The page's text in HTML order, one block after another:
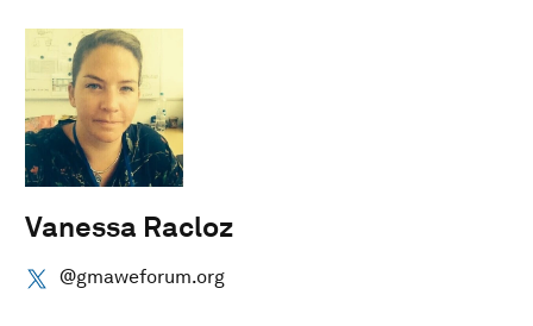
Vanessa Racloz
@gmaweforum.org